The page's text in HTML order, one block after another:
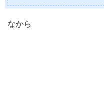
なから